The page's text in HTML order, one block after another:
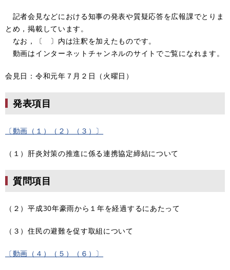
記者会見などにおける知事の発表や質疑応答を広報課でとりま
とめ，掲載しています。
なお，〔 〕内は注釈を加えたものです。
動画はインターネットチャンネルのサイトでご覧になれます。
会見日：令和元年７月２日（火曜日）
発表項目
〔動画（１）（２）（３）〕
（１）肝炎対策の推進に係る連携協定締結について
質問項目
（２）平成30年豪雨から１年を経過するにあたって
（３）住民の避難を促す取組について
〔動画（４）（５）（６）〕